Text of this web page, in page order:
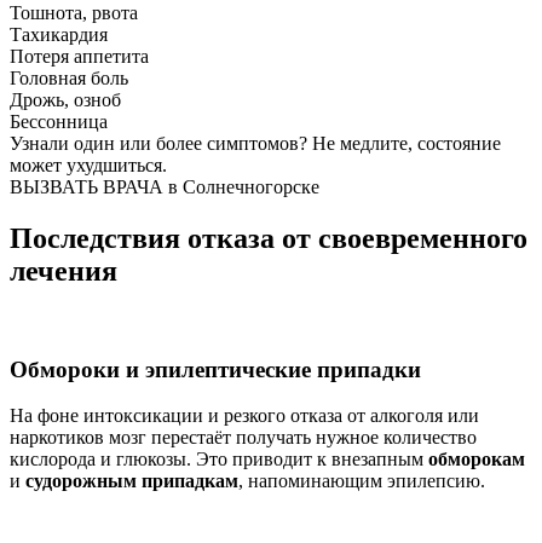
Тошнота, рвота
Тахикардия
Потеря аппетита
Головная боль
Дрожь, озноб
Бессонница
Узнали один или более симптомов? Не медлите, состояние
может ухудшиться.
ВЫЗВАТЬ ВРАЧА в Солнечногорске
Последствия отказа от своевременного
лечения
Обмороки и эпилептические припадки
На фоне интоксикации и резкого отказа от алкоголя или
наркотиков мозг перестаёт получать нужное количество
кислорода и глюкозы. Это приводит к внезапным обморокам
и судорожным припадкам, напоминающим эпилепсию.